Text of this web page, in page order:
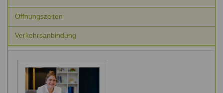
Qualitätssicherung
Qualität unserer Therapeuten
Familienthemen
Systemischer Ansatz
Veranstaltungen
Fortbildungen
Information über Qualifikation
Benutzername *
Links
Formular zur Registrierung
Öffnungszeiten
Verkehrsanbindung